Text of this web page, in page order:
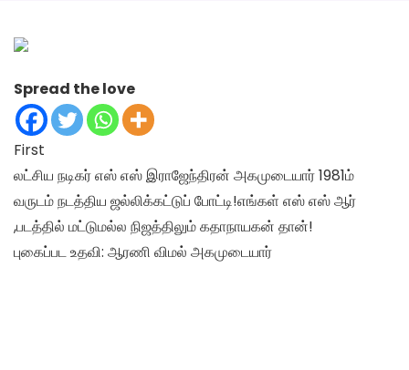
Spread the love
First
லட்சிய நடிகர் எஸ் எஸ் இராஜேந்திரன் அகமுடையார் 1981ம்
வருடம் நடத்திய ஜல்லிக்கட்டுப் போட்டி!எங்கள் எஸ் எஸ் ஆர்
,படத்தில் மட்டுமல்ல நிஜத்திலும் கதாநாயகன் தான்!
புகைப்பட உதவி: ஆரணி விமல் அகமுடையார்